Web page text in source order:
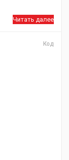
Читать далее
Код